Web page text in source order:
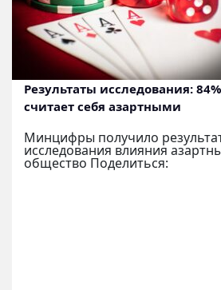
Результаты исследования:
считает себя азартными
Минцифры получило
исследования влияния
общество Поделиться: